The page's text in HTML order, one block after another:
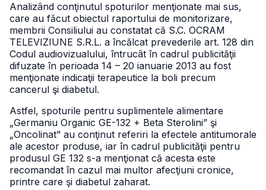
Analizând conţinutul spoturilor menţionate mai sus,
care au făcut obiectul raportului de monitorizare,
membrii Consiliului au constatat că S.C. OCRAM
TELEVIZIUNE S.R.L. a încălcat prevederile art. 128 din
Codul audiovizualului, întrucât în cadrul publicităţii
difuzate în perioada 14 – 20 ianuarie 2013 au fost
menţionate indicaţii terapeutice la boli precum
cancerul şi diabetul.
Astfel, spoturile pentru suplimentele alimentare
„Germaniu Organic GE-132 + Beta Sterolini” şi
„Oncolinat” au conţinut referiri la efectele antitumorale
ale acestor produse, iar în cadrul publicităţii pentru
produsul GE 132 s-a menţionat că acesta este
recomandat în cazul mai multor afecţiuni cronice,
printre care şi diabetul zaharat.